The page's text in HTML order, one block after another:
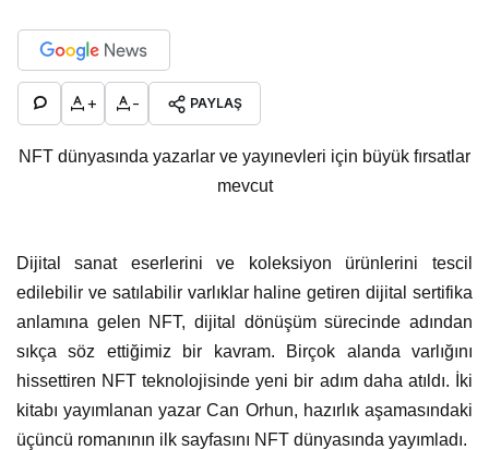
+ - PAYLAŞ
NFT dünyasında yazarlar ve yayınevleri için büyük fırsatlar
mevcut
Dijital sanat eserlerini ve koleksiyon ürünlerini tescil
edilebilir ve satılabilir varlıklar haline getiren dijital sertifika
anlamına gelen NFT, dijital dönüşüm sürecinde adından
sıkça söz ettiğimiz bir kavram. Birçok alanda varlığını
hissettiren NFT teknolojisinde yeni bir adım daha atıldı. İki
kitabı yayımlanan yazar Can Orhun, hazırlık aşamasındaki
üçüncü romanının ilk sayfasını NFT dünyasında yayımladı.